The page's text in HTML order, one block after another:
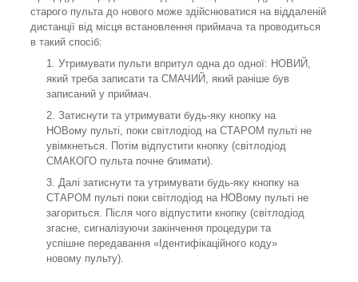
старого пульта до нового може здійснюватися на віддаленій
дистанції від місця встановлення приймача та проводиться
в такий спосіб:
Утримувати пульти впритул одна до одної: НОВИЙ,
який треба записати та СМАЧИЙ, який раніше був
записаний у приймач.
Затиснути та утримувати будь-яку кнопку на
НОВому пульті, поки світлодіод на СТАРОМ пульті не
увімкнеться. Потім відпустити кнопку (світлодіод
СМАКОГО пульта почне блимати).
Далі затиснути та утримувати будь-яку кнопку на
СТАРОМ пульті поки світлодіод на НОВому пульті не
загориться. Після чого відпустити кнопку (світлодіод
згасне, сигналізуючи закінчення процедури та
успішне передавання «Ідентифікаційного коду»
новому пульту).